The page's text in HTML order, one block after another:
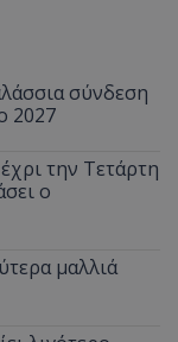
σύνδεση
2027
την Τετάρτη
ο
μαλλιά
Inc.